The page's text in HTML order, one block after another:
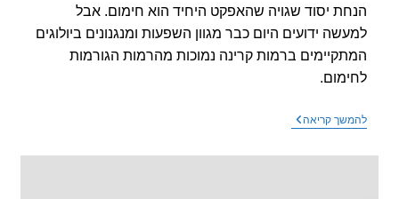
יסוד שגויה שהאפקט היחיד הוא חימום. אבל
ידועים היום כבר מגוון השפעות ומנגנונים ביולוגים
ברמות קרינה נמוכות מהרמות הגורמות
קריאההאם